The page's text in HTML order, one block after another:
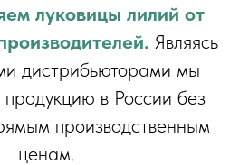
луковицы лилий от
Являясь
дистрибьюторами мы
в России без
производственным
ценам.